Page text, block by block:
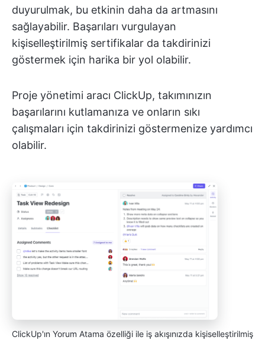
duyurulmak, bu etkinin daha da artmasını
sağlayabilir. Başarıları vurgulayan
kişiselleştirilmiş sertifikalar da takdirinizi
göstermek için harika bir yol olabilir.
Proje yönetimi aracı ClickUp, takımınızın
başarılarını kutlamanıza ve onların sıkı
çalışmaları için takdirinizi göstermenize yardımcı
olabilir.
ClickUp'ın Yorum Atama özelliği ile iş akışınızda kişiselleştirilmiş